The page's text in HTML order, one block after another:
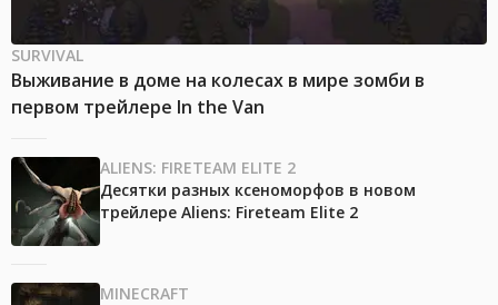
SURVIVAL
Выживание в доме на колесах в мире зомби в
первом трейлере In the Van
ALIENS: FIRETEAM ELITE 2
Десятки разных ксеноморфов в новом
трейлере Aliens: Fireteam Elite 2
MINECRAFT